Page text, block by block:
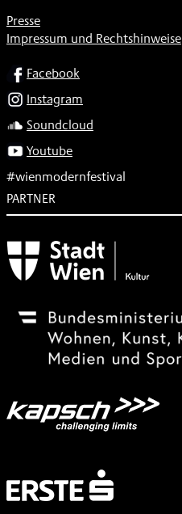
Presse
Impressum und Rechtshinweise
SOCIALFacebook
Instagram
Soundcloud
Youtube
#wienmodernfestival
PARTNER
Subventionsgeber